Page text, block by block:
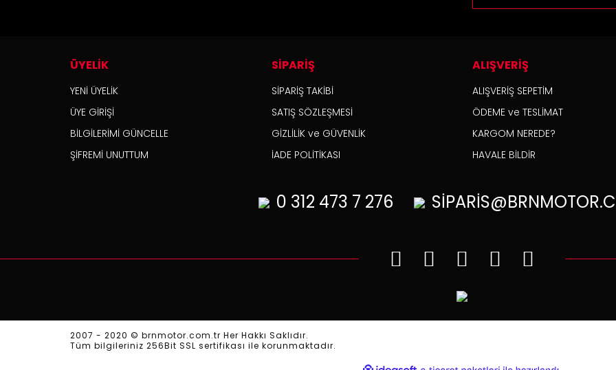
ÜYELİK
YENİ ÜYELİK
ÜYE GİRİŞİ
BİLGİLERİMİ GÜNCELLE
ŞİFREMİ UNUTTUM
SİPARİŞ
SİPARİŞ TAKİBİ
SATIŞ SÖZLEŞMESİ
GİZLİLİK ve GÜVENLİK
İADE POLİTİKASI
ALIŞVERİŞ
ALIŞVERİŞ SEPETİM
ÖDEME ve TESLİMAT
KARGOM NEREDE?
HAVALE BİLDİR
0 312 473 7 276
2007 - 2020 © brnmotor.com.tr Her Hakkı Saklıdır.
Tüm bilgileriniz 256Bit SSL sertifikası ile korunmaktadır.